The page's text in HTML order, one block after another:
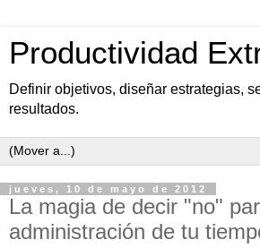
Productividad
Definir objetivos, diseñar estrategias,
resultados.
jueves, 10 de mayo de 2012
La magia de decir "no"
administración de tu